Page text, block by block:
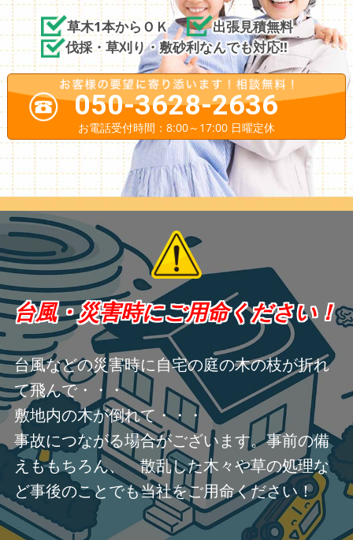
草木1本からＯＫ
出張見積無料
伐採・草刈り・敷砂利なんでも対応!!
050-3628-2636
お電話受付時間：8:00～17:00 日曜定休
台風・災害時にご用命ください！
台風などの災害時に自宅の庭の木の枝が折れ
て飛んで・・・
敷地内の木が倒れて・・・
事故につながる場合がございます。事前の備
えももちろん、 散乱した木々や草の処理な
ど事後のことでも当社をご用命ください！